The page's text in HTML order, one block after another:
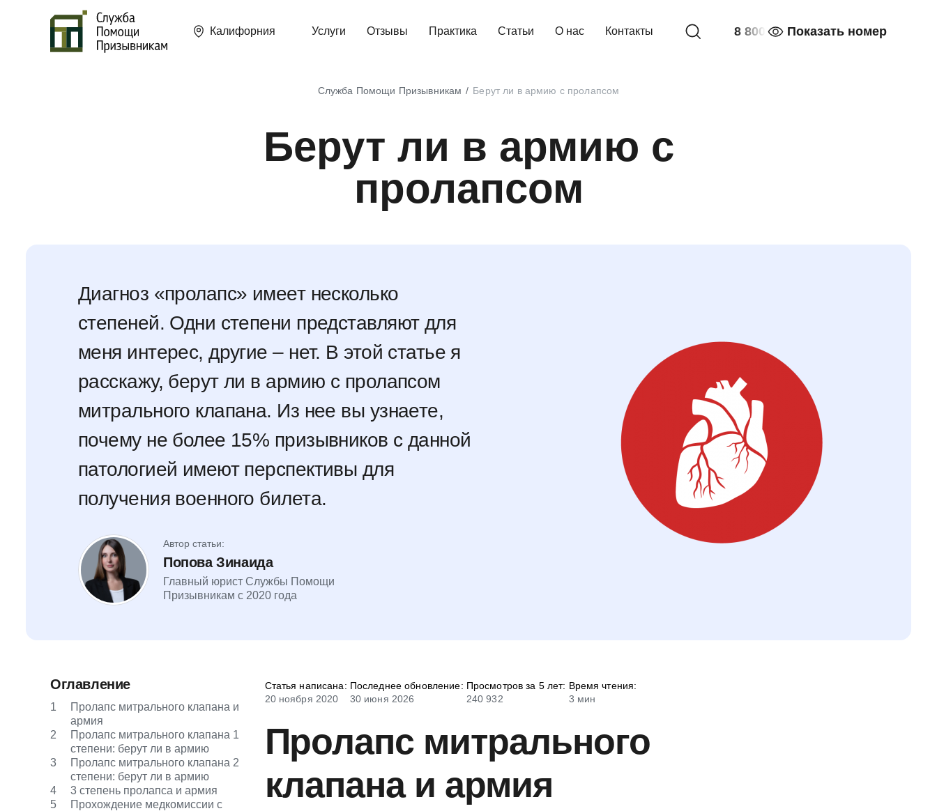
Калифорния Услуги Отзывы Практика Статьи О нас Контакты 8 800 Показать номер
Служба Помощи Призывникам Берут ли в армию с пролапсом
Берут ли в армию с
пролапсом
Диагноз «пролапс» имеет несколько
степеней. Одни степени представляют для
меня интерес, другие – нет. В этой статье я
расскажу, берут ли в армию с пролапсом
митрального клапана. Из нее вы узнаете,
почему не более 15% призывников с данной
патологией имеют перспективы для
получения военного билета.
Автор статьи:
Попова Зинаида
Главный юрист Службы Помощи
Призывникам с 2020 года
Статья написана:
20 ноября 2020
Последнее обновление:
30 июня 2026
Просмотров за 5 лет:
240 932
Время чтения:
3 мин
Оглавление
1
Пролапс митрального клапана и
армия
2
Пролапс митрального клапана 1
степени: берут ли в армию
3
Пролапс митрального клапана 2
степени: берут ли в армию
4
3 степень пролапса и армия
5
Прохождение медкомиссии с
Пролапс митрального
клапана и армия